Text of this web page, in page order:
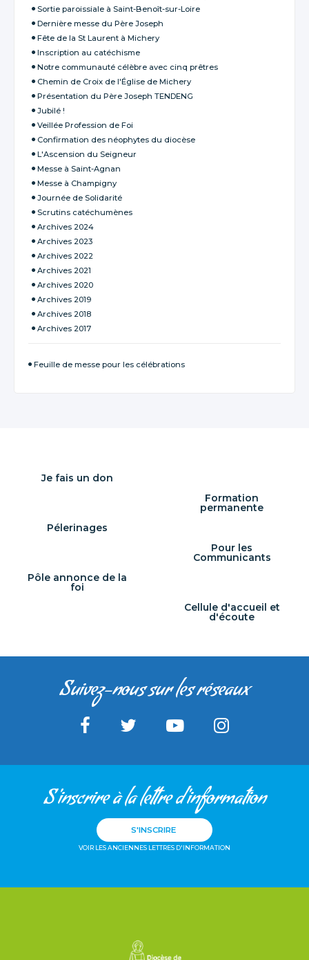
Sortie paroissiale à Saint-Benoît-sur-Loire
Dernière messe du Père Joseph
Fête de la St Laurent à Michery
Inscription au catéchisme
Notre communauté célèbre avec cinq prêtres
Chemin de Croix de l'Église de Michery
Présentation du Père Joseph TENDENG
Jubilé !
Veillée Profession de Foi
Confirmation des néophytes du diocèse
L'Ascension du Seigneur
Messe à Saint-Agnan
Messe à Champigny
Journée de Solidarité
Scrutins catéchumènes
Archives 2024
Archives 2023
Archives 2022
Archives 2021
Archives 2020
Archives 2019
Archives 2018
Archives 2017
Feuille de messe pour les célébrations
Je fais un don
Formation
permanente
Pélerinages
Pour les
Communicants
Pôle annonce de la
foi
Cellule d'accueil et
d'écoute
Suivez-nous sur les réseaux
S'inscrire à la lettre d'information
S'INSCRIRE
VOIR LES ANCIENNES LETTRES D'INFORMATION